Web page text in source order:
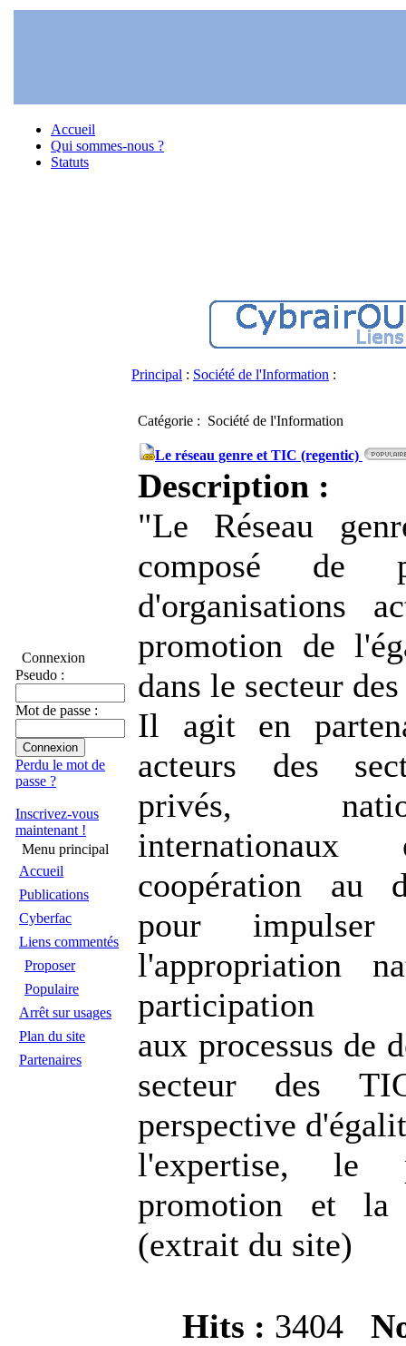
Accueil
Qui sommes-nous ?
Statuts
Connexion
Pseudo :
Mot de passe :
Perdu le mot de
passe ?
Inscrivez-vous
maintenant !
Menu principal
Accueil
Publications
Cyberfac
Liens commentés
Proposer
Populaire
Arrêt sur usages
Plan du site
Partenaires
Principal : Société de l'Information :
Catégorie : Société de l'Information
Le réseau genre et TIC (regentic)
Description :
"Le Réseau
composé de
d'organisations
promotion de
dans le secteur
Il agit en
acteurs des
privés,
coopération au
pour
l'appropriation
participation
aux processus de
secteur des
perspective
l'expertise, le
promotion et la
(extrait du site)
Hits : 3404